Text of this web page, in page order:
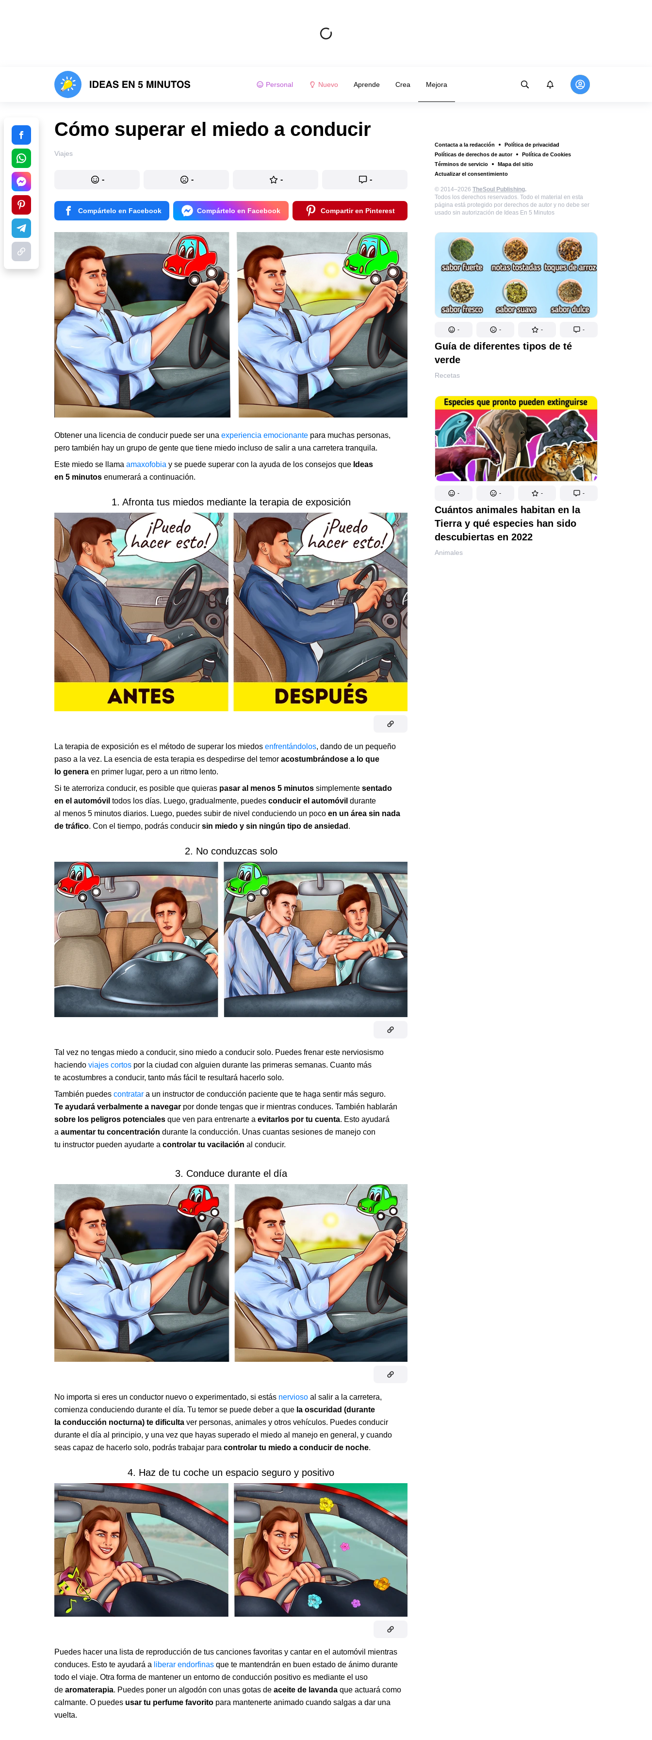
Personal Nuevo Aprende Crea Mejora
Contacta a la redacción
Política de privacidad
Políticas de derechos de autor
Política de Cookies
Términos de servicio
Mapa del sitio
Actualizar el consentimiento
© 2014–2026 TheSoul Publishing.
Todos los derechos reservados. Todo el material en esta
página está protegido por derechos de autor y no debe ser
usado sin autorización de Ideas En 5 Minutos
- - - -
Guía de diferentes tipos de té
verde
Recetas
- - - -
Cuántos animales habitan en la
Tierra y qué especies han sido
descubiertas en 2022
Animales
Cómo superar el miedo a conducir
Viajes
- - - -
Compártelo en Facebook Compártelo en Facebook Compartir en Pinterest
Obtener una licencia de conducir puede ser una experiencia emocionante para muchas personas,
pero también hay un grupo de gente que tiene miedo incluso de salir a una carretera tranquila.
Este miedo se llama amaxofobia y se puede superar con la ayuda de los consejos que Ideas
en 5 minutos enumerará a continuación.
1. Afronta tus miedos mediante la terapia de exposición
La terapia de exposición es el método de superar los miedos enfrentándolos, dando de un pequeño
paso a la vez. La esencia de esta terapia es despedirse del temor acostumbrándose a lo que
lo genera en primer lugar, pero a un ritmo lento.
Si te aterroriza conducir, es posible que quieras pasar al menos 5 minutos simplemente sentado
en el automóvil todos los días. Luego, gradualmente, puedes conducir el automóvil durante
al menos 5 minutos diarios. Luego, puedes subir de nivel conduciendo un poco en un área sin nada
de tráfico. Con el tiempo, podrás conducir sin miedo y sin ningún tipo de ansiedad .
2. No conduzcas solo
Tal vez no tengas miedo a conducir, sino miedo a conducir solo. Puedes frenar este nerviosismo
haciendo viajes cortos por la ciudad con alguien durante las primeras semanas. Cuanto más
te acostumbres a conducir, tanto más fácil te resultará hacerlo solo.
También puedes contratar a un instructor de conducción paciente que te haga sentir más seguro.
Te ayudará verbalmente a navegar por donde tengas que ir mientras conduces. También hablarán
sobre los peligros potenciales que ven para entrenarte a evitarlos por tu cuenta. Esto ayudará
a aumentar tu concentración durante la conducción. Unas cuantas sesiones de manejo con
tu instructor pueden ayudarte a controlar tu vacilación al conducir.
3. Conduce durante el día
No importa si eres un conductor nuevo o experimentado, si estás nervioso al salir a la carretera,
comienza conduciendo durante el día. Tu temor se puede deber a que la oscuridad (durante
la conducción nocturna) te dificulta ver personas, animales y otros vehículos. Puedes conducir
durante el día al principio, y una vez que hayas superado el miedo al manejo en general, y cuando
seas capaz de hacerlo solo, podrás trabajar para controlar tu miedo a conducir de noche.
4. Haz de tu coche un espacio seguro y positivo
Puedes hacer una lista de reproducción de tus canciones favoritas y cantar en el automóvil mientras
conduces. Esto te ayudará a liberar endorfinas que te mantendrán en buen estado de ánimo durante
todo el viaje. Otra forma de mantener un entorno de conducción positivo es mediante el uso
de aromaterapia. Puedes poner un algodón con unas gotas de aceite de lavanda que actuará como
calmante. O puedes usar tu perfume favorito para mantenerte animado cuando salgas a dar una
vuelta.